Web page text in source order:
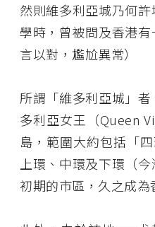
然則維多利亞城乃何
學時，曾被問及香港
言以對，尷尬異常）
所謂「維多利亞城」
多利亞女王（Queen
島，範圍大約包括「
上環、中環及下環（
初期的市區，久之成為